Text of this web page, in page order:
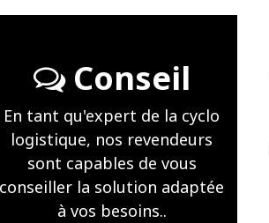
Conseil
En tant qu'expert de la cyclo
logistique, nos revendeurs
sont capables de vous
conseiller la solution adaptée
à vos besoins..